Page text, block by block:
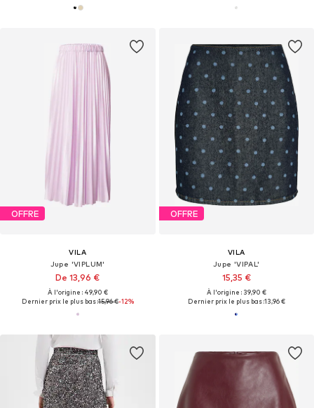
OFFRE
VILA
Jupe 'VIPLUM'
De 13,96 €
À l'origine : 49,90 €
Dernier prix le plus bas :15,96 €-12%
OFFRE
VILA
Jupe 'VIPAL'
15,35 €
À l'origine : 39,90 €
Dernier prix le plus bas :13,96 €